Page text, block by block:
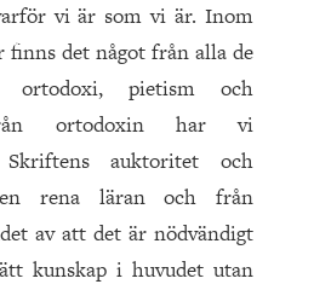
vi är som vi är. Inom
finns det något från alla de
ortodoxi, pietism och
ortodoxin har vi
auktoritet och
rena läran och från
av att det är nödvändigt
kunskap i huvudet utan